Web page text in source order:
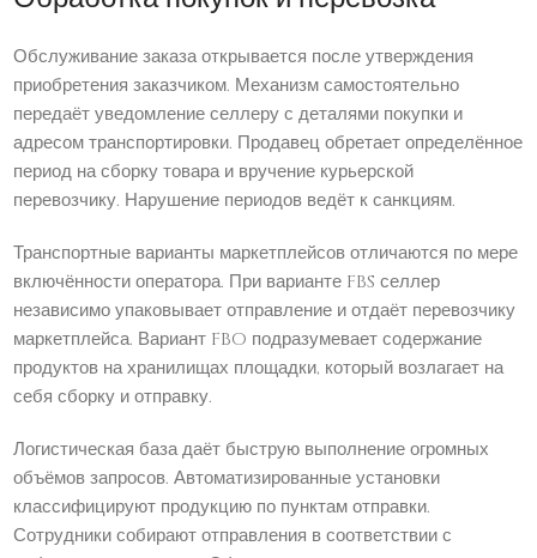
Обслуживание заказа открывается после утверждения
приобретения заказчиком. Механизм самостоятельно
передаёт уведомление селлеру с деталями покупки и
адресом транспортировки. Продавец обретает определённое
период на сборку товара и вручение курьерской
перевозчику. Нарушение периодов ведёт к санкциям.
Транспортные варианты маркетплейсов отличаются по мере
включённости оператора. При варианте FBS селлер
независимо упаковывает отправление и отдаёт перевозчику
маркетплейса. Вариант FBO подразумевает содержание
продуктов на хранилищах площадки, который возлагает на
себя сборку и отправку.
Логистическая база даёт быструю выполнение огромных
объёмов запросов. Автоматизированные установки
классифицируют продукцию по пунктам отправки.
Сотрудники собирают отправления в соответствии с